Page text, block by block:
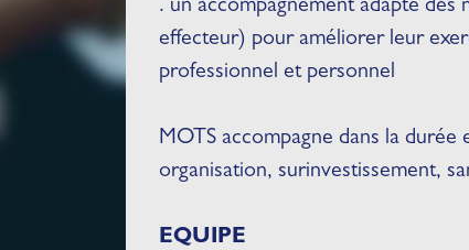
. un accompagnement adapté
effecteur) pour améliorer leur
professionnel et personnel
MOTS accompagne dans la
organisation, surinvestissement,
EQUIPE